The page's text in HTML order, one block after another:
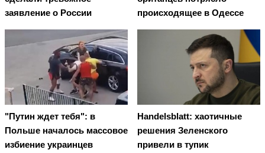
заявление о России
происходящее в Одессе
"Путин ждет тебя": в
Польше началось массовое
избиение украинцев
Handelsblatt: хаотичные
решения Зеленского
привели в тупик